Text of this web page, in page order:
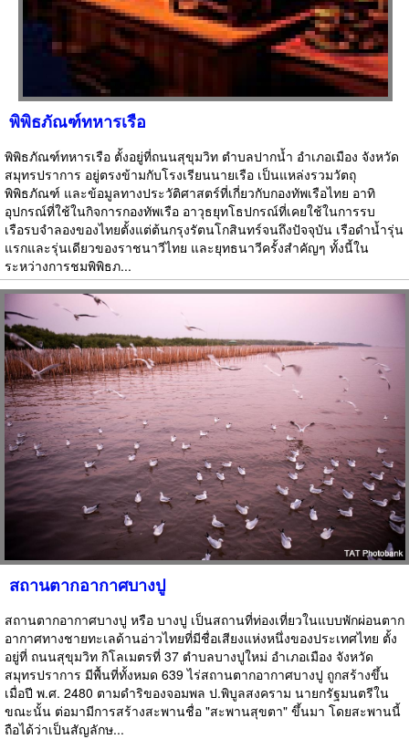
พิพิธภัณฑ์ทหารเรือ
พิพิธภัณฑ์ทหารเรือ ตั้งอยู่ที่ถนนสุขุมวิท ตำบลปากน้ำ อำเภอเมือง จังหวัด
สมุทรปราการ อยู่ตรงข้ามกับโรงเรียนนายเรือ เป็นแหล่งรวมวัตถุ
พิพิธภัณฑ์ และข้อมูลทางประวัติศาสตร์ที่เกี่ยวกับกองทัพเรือไทย อาทิ
อุปกรณ์ที่ใช้ในกิจการกองทัพเรือ อาวุธยุทโธปกรณ์ที่เคยใช้ในการรบ
เรือรบจำลองของไทยตั้งแต่ต้นกรุงรัตนโกสินทร์จนถึงปัจจุบัน เรือดำน้ำรุ่น
แรกและรุ่นเดียวของราชนาวีไทย และยุทธนาวีครั้งสำคัญๆ ทั้งนี้ใน
ระหว่างการชมพิพิธภ...
สถานตากอากาศบางปู
สถานตากอากาศบางปู หรือ บางปู เป็นสถานที่ท่องเที่ยวในแบบพักผ่อนตาก
อากาศทางชายทะเลด้านอ่าวไทยที่มีชื่อเสียงแห่งหนึ่งของประเทศไทย ตั้ง
อยู่ที่ ถนนสุขุมวิท กิโลเมตรที่ 37 ตำบลบางปูใหม่ อำเภอเมือง จังหวัด
สมุทรปราการ มีพื้นที่ทั้งหมด 639 ไร่สถานตากอากาศบางปู ถูกสร้างขึ้น
เมื่อปี พ.ศ. 2480 ตามดำริของจอมพล ป.พิบูลสงคราม นายกรัฐมนตรีใน
ขณะนั้น ต่อมามีการสร้างสะพานชื่อ "สะพานสุขตา" ขึ้นมา โดยสะพานนี้
ถือได้ว่าเป็นสัญลักษ...